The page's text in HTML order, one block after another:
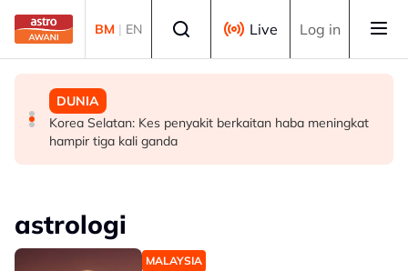
Skip to main content
BM | EN Live Log in
MALAYSIA
TMJ terima menghadap pemilik bersama Chelsea FC
menjelang aksi persahabatan malam ini
MALAYSIA
UKM cipta sejarah anjur Konsert Diraja di DFP
DUNIA
Korea Selatan: Kes penyakit berkaitan haba meningkat
hampir tiga kali ganda
astrologi
MALAYSIA